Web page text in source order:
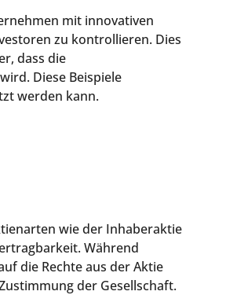
mit innovativen
zu kontrollieren. Dies
dass die
Diese Beispiele
werden kann.
wie der Inhaberaktie
Während
die Rechte aus der Aktie
der Gesellschaft.